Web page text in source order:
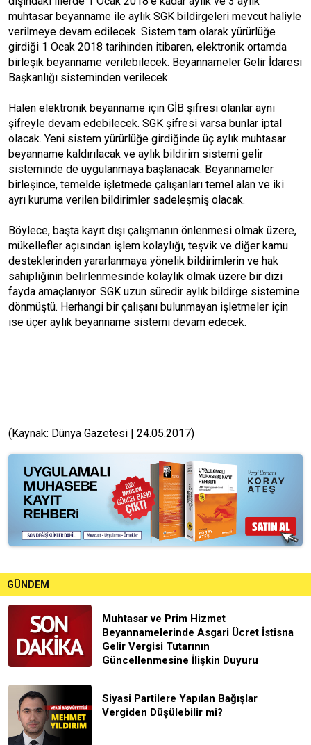
muhtasar beyanname ile aylık SGK bildirgeleri mevcut haliyle
verilmeye devam edilecek. Sistem tam olarak yürürlüğe
girdiği 1 Ocak 2018 tarihinden itibaren, elektronik ortamda
birleşik beyanname verilebilecek. Beyannameler Gelir İdaresi
Başkanlığı sisteminden verilecek.
Halen elektronik beyanname için GİB şifresi olanlar aynı
şifreyle devam edebilecek. SGK şifresi varsa bunlar iptal
olacak. Yeni sistem yürürlüğe girdiğinde üç aylık muhtasar
beyanname kaldırılacak ve aylık bildirim sistemi gelir
sisteminde de uygulanmaya başlanacak. Beyannameler
birleşince, temelde işletmede çalışanları temel alan ve iki
ayrı kuruma verilen bildirimler sadeleşmiş olacak.
Böylece, başta kayıt dışı çalışmanın önlenmesi olmak üzere,
mükellefler açısından işlem kolaylığı, teşvik ve diğer kamu
desteklerinden yararlanmaya yönelik bildirimlerin ve hak
sahipliğinin belirlenmesinde kolaylık olmak üzere bir dizi
fayda amaçlanıyor. SGK uzun süredir aylık bildirge sistemine
dönmüştü. Herhangi bir çalışanı bulunmayan işletmeler için
ise üçer aylık beyanname sistemi devam edecek.
(Kaynak: Dünya Gazetesi | 24.05.2017)
GÜNDEM
Muhtasar ve Prim Hizmet
Beyannamelerinde Asgari Ücret İstisna
Gelir Vergisi Tutarının
Güncellenmesine İlişkin Duyuru
Siyasi Partilere Yapılan Bağışlar
Vergiden Düşülebilir mi?